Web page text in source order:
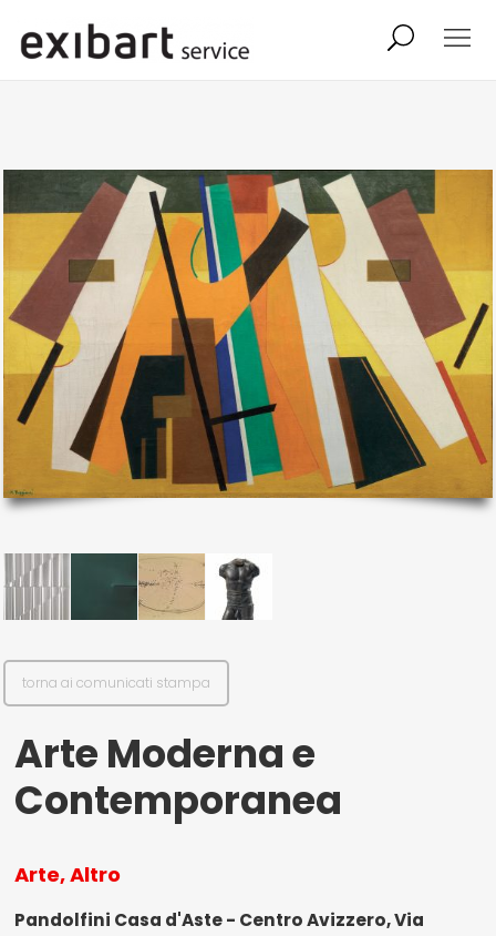
shop
abbonamento
onpaper digital
exibart team exibart.com
contatti
termini e condizioni
privacy
Exibart.service - Exibartlab srl Via Placido Zurla 49b - 00176 Roma
torna ai comunicati stampa
Arte Moderna e
Contemporanea
Arte, Altro
Pandolfini Casa d'Aste - Centro Avizzero, Via